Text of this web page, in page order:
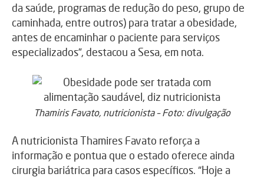
da saúde, programas de redução do peso, grupo de
caminhada, entre outros) para tratar a obesidade,
antes de encaminhar o paciente para serviços
especializados”, destacou a Sesa, em nota.
Thamiris Favato, nutricionista – Foto: divulgação
A nutricionista Thamires Favato reforça a
informação e pontua que o estado oferece ainda
cirurgia bariátrica para casos específicos. “Hoje a